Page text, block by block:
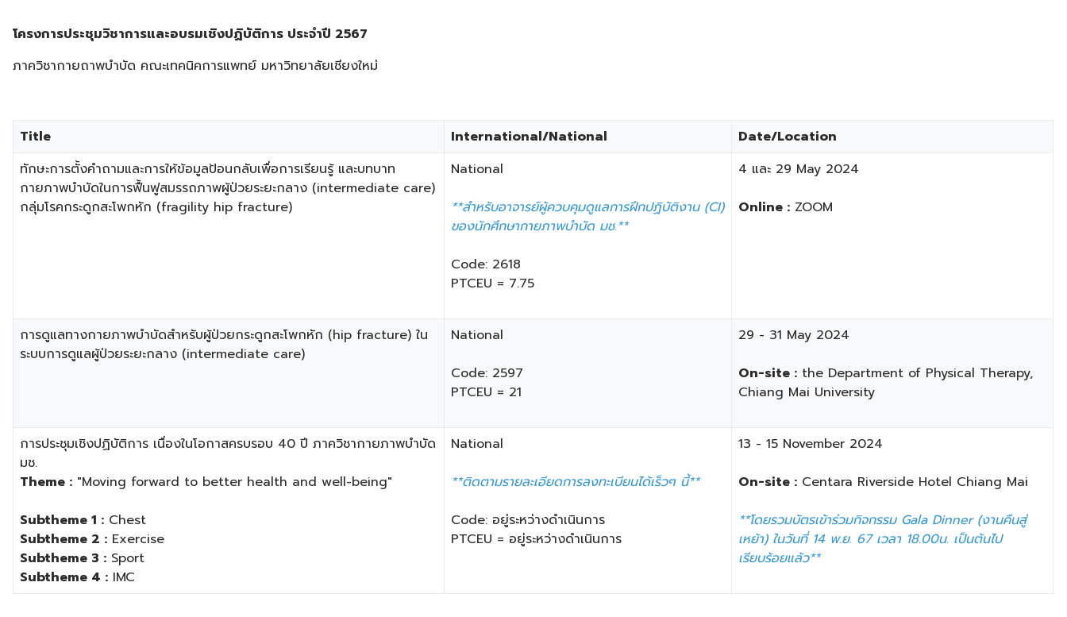
โครงการประชุมวิชาการและอบรมเชิงปฏิบัติการ ประจำปี 2567
ภาควิชากายถาพบำบัด คณะเทคนิคการแพทย์ มหาวิทยาลัยเชียงใหม่
Title International/National
​Date/Location
ทักษะการตั้งคำถามและการให้ข้อมูลป้อนกลับเพื่อการเรียนรู้ และบทบาท
กายภาพบำบัดในการฟื้นฟูสมรรถภาพผู้ป่วยระยะกลาง (intermediate care)
กลุ่มโรคกระดูกสะโพกหัก (fragility hip fracture)
National
**สำหรับอาจารย์ผู้ควบคุมดูแลการฝึกปฏิบัติงาน (CI)
ของนักศึกษากายภาพบำบัด มช.**
Code: 2618
PTCEU = 7.75
​4 และ 29 May 2024
Online : ZOOM
​การดูแลทางกายภาพบำบัดสำหรับผู้ป่วยกระดูกสะโพกหัก (hip fracture) ใน
ระบบการดูแลผู้ป่วยระยะกลาง (intermediate care)
National
Code: 2597
PTCEU = 21
​29 - 31 May 2024
On-site : the Department of Physical Therapy,
Chiang Mai University
การประชุมเชิงปฏิบัติการ เนื่องในโอกาสครบรอบ 40 ปี ภาควิชากายภาพบำบัด
มช.
Theme : "Moving forward to better health and well-being"
Subtheme 1 : Chest
Subtheme 2 : Exercise
Subtheme 3 : Sport
Subtheme 4 : IMC
​National
**ติดตามรายละเอียดการลงทะเบียนได้เร็วๆ นี้**
Code: อยู่ระหว่างดำเนินการ
PTCEU = อยู่ระหว่างดำเนินการ
​​​13 - 15 November 2024
On-site : Centara Riverside Hotel Chiang Mai
**โดยรวมบัตรเข้าร่วมกิจกรรม Gala Dinner (งานคืนสู่
เหย้า)​ ในวันที่ 14 พ.ย. 67 เวลา 18.00น. เป็นต้นไป
เรียบร้อยแล้ว**